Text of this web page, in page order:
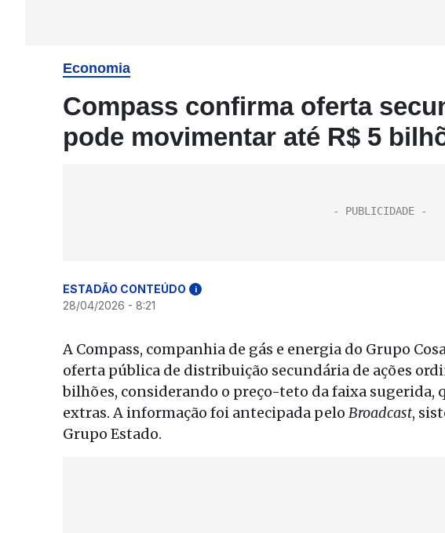
Economia
Compass confirma oferta
pode movimentar até R$ 5
ESTADÃO CONTEÚDO i
28/04/2026 - 8:21
A Compass, companhia de gás e energia do Grupo
oferta pública de distribuição secundária de ações
bilhões, considerando o preço-teto da faixa sugerida,
extras. A informação foi antecipada pelo Broadcast,
Grupo Estado.